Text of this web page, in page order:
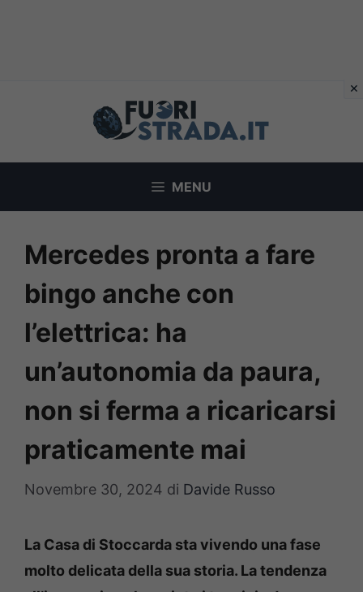
MENU
Mercedes pronta a fare
bingo anche con
l’elettrica: ha
un’autonomia da paura,
non si ferma a ricaricarsi
praticamente mai
Novembre 30, 2024 di Davide Russo
La Casa di Stoccarda sta vivendo una fase
molto delicata della sua storia. La tendenza